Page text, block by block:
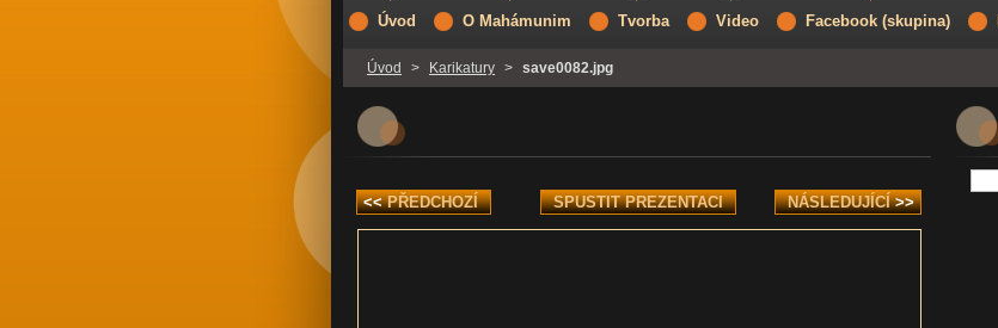
Úvod > Karikatury > save0082.jpg
<< PŘEDCHOZÍ SPUSTIT PREZENTACI NÁSLEDUJÍCÍ >>
Úvod O Mahámunim Tvorba Video Facebook (skupina)